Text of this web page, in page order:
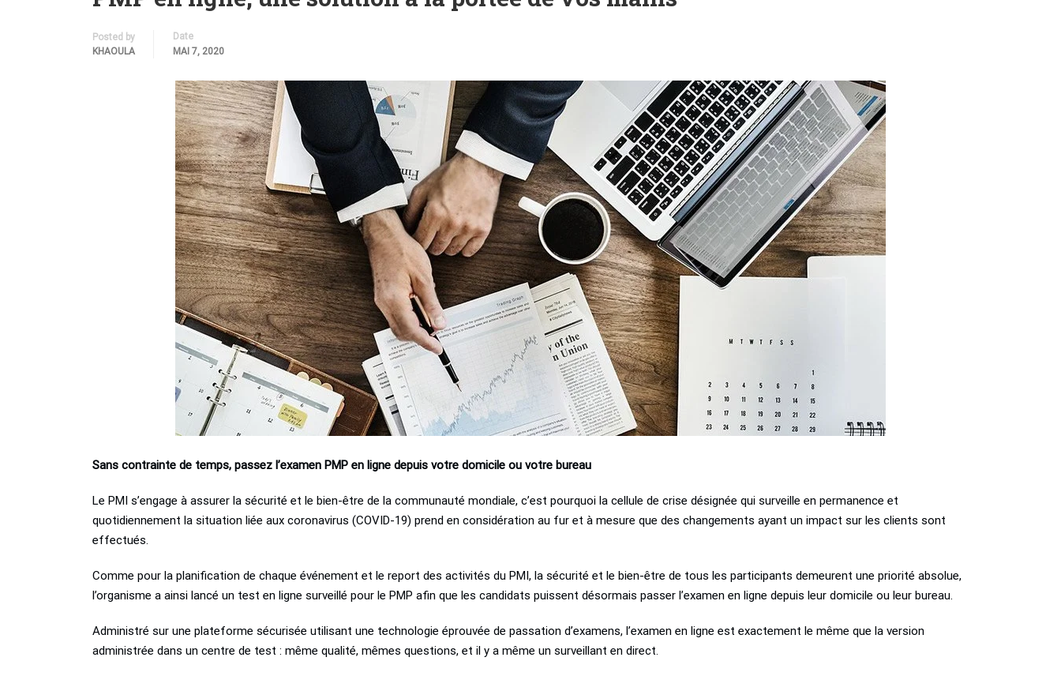
Posted by
KHAOULA
Date
MAI 7, 2020
Sans contrainte de temps, passez l’examen PMP en ligne depuis votre domicile ou votre bureau
Le PMI s’engage à assurer la sécurité et le bien-être de la communauté mondiale, c’est pourquoi la cellule de crise désignée qui surveille en permanence et
quotidiennement la situation liée aux coronavirus (COVID-19) prend en considération au fur et à mesure que des changements ayant un impact sur les clients sont
effectués.
Comme pour la planification de chaque événement et le report des activités du PMI, la sécurité et le bien-être de tous les participants demeurent une priorité absolue,
l’organisme a ainsi lancé un test en ligne surveillé pour le PMP afin que les candidats puissent désormais passer l’examen en ligne depuis leur domicile ou leur bureau.
Administré sur une plateforme sécurisée utilisant une technologie éprouvée de passation d’examens, l’examen en ligne est exactement le même que la version
administrée dans un centre de test : même qualité, mêmes questions, et il y a même un surveillant en direct.